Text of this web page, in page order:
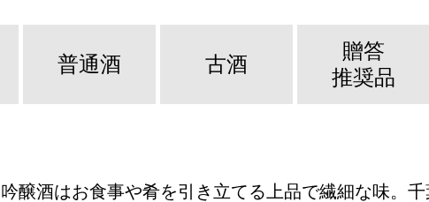
普通酒 古酒
贈答
推奨品
醸酒はお食事や肴を引き立てる上品で繊細な味。